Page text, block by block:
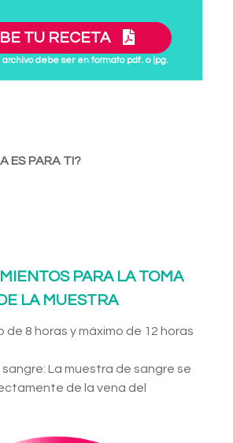
TU RECETA
debe ser en formato pdf. o jpg.
ES PARA TI?
PARA LA TOMA
DE LA MUESTRA
de 8 horas y máximo de 12 horas
La muestra de sangre se
de la vena del